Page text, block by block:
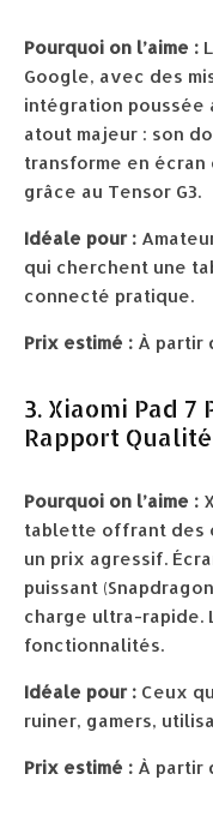
Pourquoi on l’aime :
Google, avec des
intégration poussée
atout majeur : son
transforme en
grâce au Tensor G3.
Idéale pour :
qui cherchent une
connecté pratique.
Prix estimé : À partir
3. Xiaomi Pad 7
Rapport
Pourquoi on l’aime :
tablette offrant des
un prix agressif.
puissant
charge ultra-rapide.
fonctionnalités.
Idéale pour : Ceux
ruiner, gamers,
Prix estimé : À partir